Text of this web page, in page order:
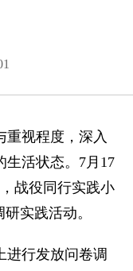
重视程度，深入
生活状态。7月17
战役同行实践小
实践活动。
进行发放问卷调